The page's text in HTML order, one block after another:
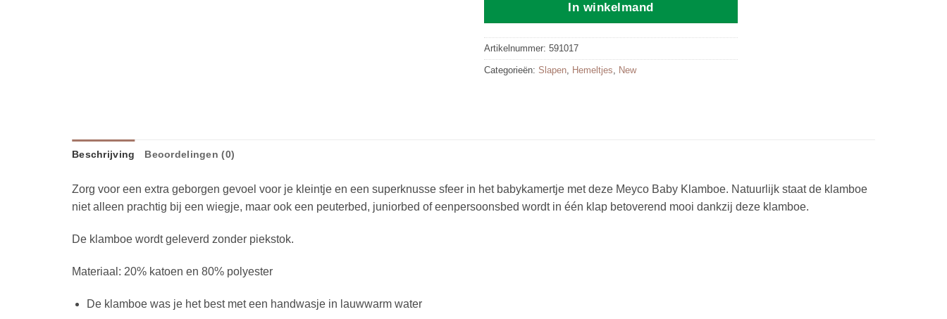
In winkelmand
Artikelnummer: 591017
Categorieën: Slapen, Hemeltjes, New
Beschrijving Beoordelingen (0)
Zorg voor een extra geborgen gevoel voor je kleintje en een superknusse sfeer in het babykamertje met deze Meyco Baby Klamboe. Natuurlijk staat de klamboe
niet alleen prachtig bij een wiegje, maar ook een peuterbed, juniorbed of eenpersoonsbed wordt in één klap betoverend mooi dankzij deze klamboe.
De klamboe wordt geleverd zonder piekstok.
Materiaal: 20% katoen en 80% polyester
De klamboe was je het best met een handwasje in lauwwarm water